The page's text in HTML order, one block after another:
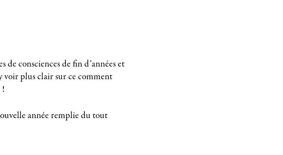
de consciences de fin d’années et
voir plus clair sur ce comment
!
année remplie du tout